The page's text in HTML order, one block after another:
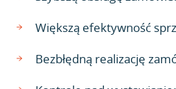
Większą efektywność
Bezbłędną realizację